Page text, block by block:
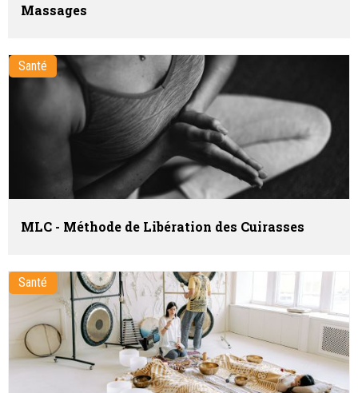
Massages
Santé
MLC - Méthode de Libération des Cuirasses
Santé